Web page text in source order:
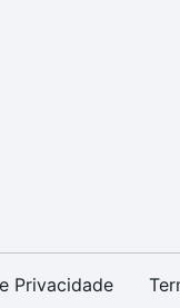
Privacidade